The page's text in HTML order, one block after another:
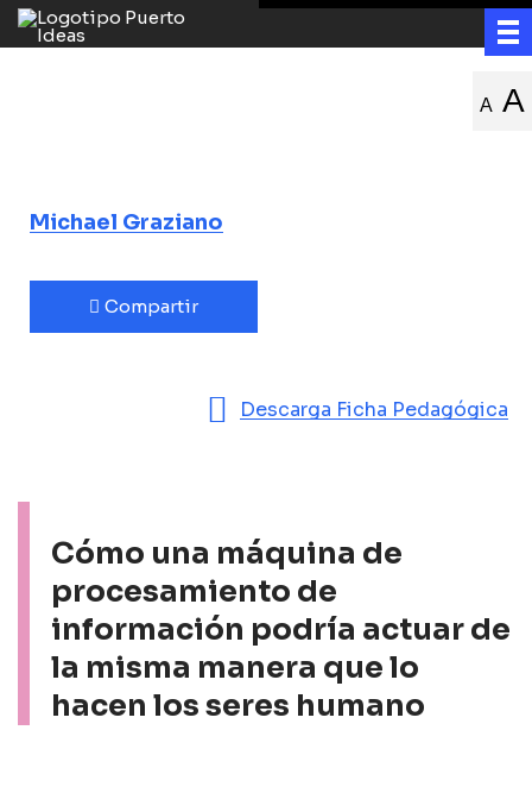
A A
Michael Graziano
Compartir
Descarga Ficha Pedagógica
Cómo una máquina de
procesamiento de
información podría actuar de
la misma manera que lo
hacen los seres humano